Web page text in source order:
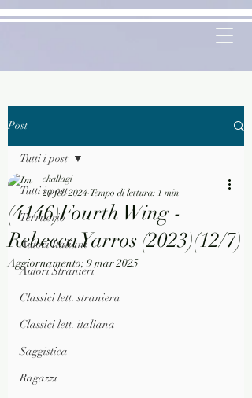
Post
Tutti i post
Territorio
Autori Italiani
Autori Stranieri
Classici lett. straniera
Classici lett. italiana
Saggistica
Ragazzi
Tutti i post
(4146)Fourth Wing -
Rebecca Yarros (2023)(12/7)
challagi
20 feb 2024 Tempo di lettura: 1 min
Aggiornamento:9 mar 2025